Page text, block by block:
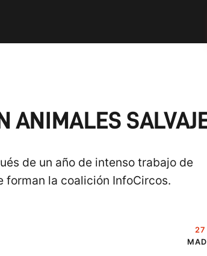
ANIMALES
de un año de intenso trabajo de
forman la coalición InfoCircos.
27